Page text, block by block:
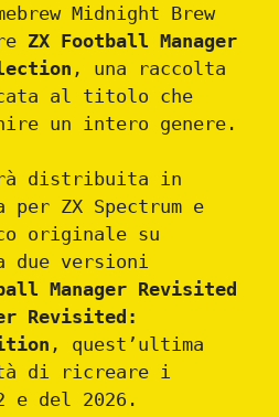
Midnight Brew
ZX Football Manager
, una raccolta
al titolo che
un intero genere.
distribuita in
ZX Spectrum e
originale su
due versioni
Manager Revisited
Revisited:
, quest’ultima
di ricreare i
e del 2026.